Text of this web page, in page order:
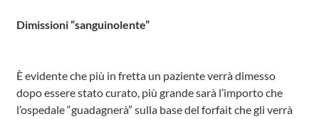
Dimissioni “sanguinolente”
È evidente che più in fretta un paziente verrà dimesso
dopo essere stato curato, più grande sarà l’importo che
l’ospedale “guadagnerà” sulla base del forfait che gli verrà